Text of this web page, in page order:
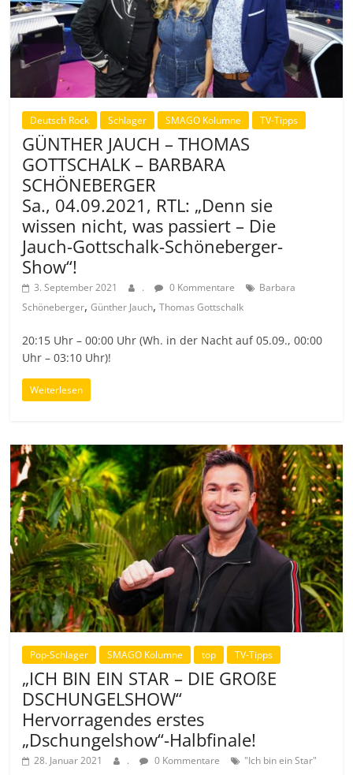
Deutsch Rock Schlager SMAGO Kolumne TV-Tipps
GÜNTHER JAUCH – THOMAS
GOTTSCHALK – BARBARA
SCHÖNEBERGER
Sa., 04.09.2021, RTL: „Denn sie
wissen nicht, was passiert – Die
Jauch-Gottschalk-Schöneberger-
Show“!
3. September 2021 . 0 Kommentare
Barbara
Schöneberger,Günther Jauch,Thomas Gottschalk
20:15 Uhr – 00:00 Uhr (Wh. in der Nacht auf 05.09., 00:00
Uhr – 03:10 Uhr)!
Weiterlesen
Pop-Schlager SMAGO Kolumne top TV-Tipps
„ICH BIN EIN STAR – DIE GROßE
DSCHUNGELSHOW“
Hervorragendes erstes
„Dschungelshow“-Halbfinale!
28. Januar 2021 . 0 Kommentare "Ich bin ein Star"